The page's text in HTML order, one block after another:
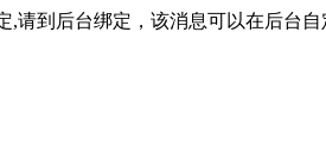
,请到后台绑定，该消息可以在后台自